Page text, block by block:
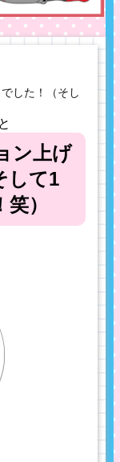
した！（そし
ン上げ
して1
）